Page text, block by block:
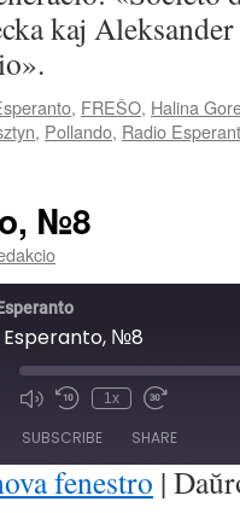
kaj
, FREŜO, Halina
, Pollando, Radio
№8
Esperanto, №8
Mute/Unmute
Rewind
Seconds
1x
Fast
30
seconds
SUBSCRIBE SHARE
fenestro |